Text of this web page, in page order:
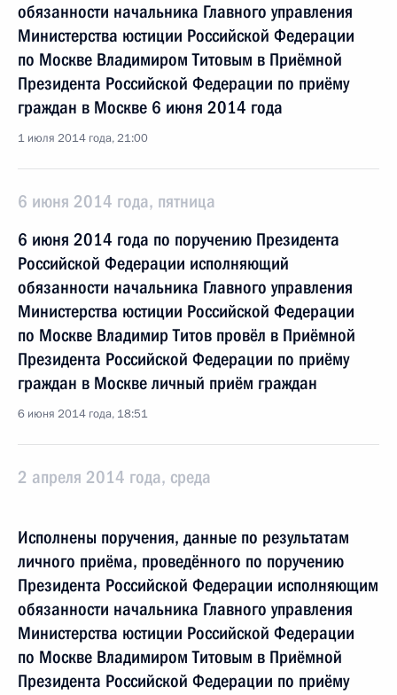
обязанности начальника Главного управления
Министерства юстиции Российской Федерации
по Москве Владимиром Титовым в Приёмной
Президента Российской Федерации по приёму
граждан в Москве 6 июня 2014 года
1 июля 2014 года, 21:00
6 июня 2014 года, пятница
6 июня 2014 года по поручению Президента
Российской Федерации исполняющий
обязанности начальника Главного управления
Министерства юстиции Российской Федерации
по Москве Владимир Титов провёл в Приёмной
Президента Российской Федерации по приёму
граждан в Москве личный приём граждан
6 июня 2014 года, 18:51
2 апреля 2014 года, среда
Исполнены поручения, данные по результатам
личного приёма, проведённого по поручению
Президента Российской Федерации исполняющим
обязанности начальника Главного управления
Министерства юстиции Российской Федерации
по Москве Владимиром Титовым в Приёмной
Президента Российской Федерации по приёму